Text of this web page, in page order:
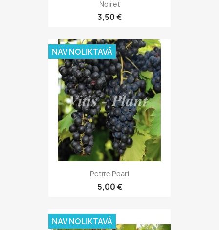
Noiret
3,50 €
Petite Pearl
5,00 €
NAV NOLIKTAVĀ
NAV NOLIKTAVĀ